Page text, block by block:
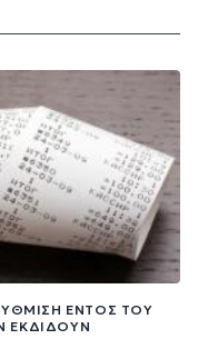
ΕΝΤΌΣ ΤΟΥ
ΕΚΔΊΔΟΥΝ